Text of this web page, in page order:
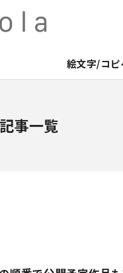
絵文字/コピ
事一覧